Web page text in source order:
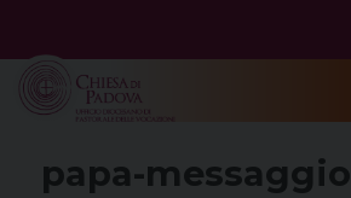
content
papa-messaggio